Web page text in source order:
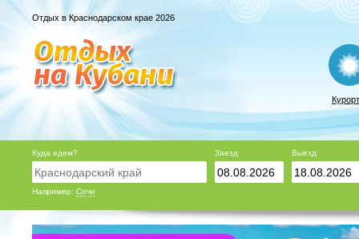
Отдых в Краснодарском крае 2026
Куда едем?
Например: Сочи
Заезд Выезд